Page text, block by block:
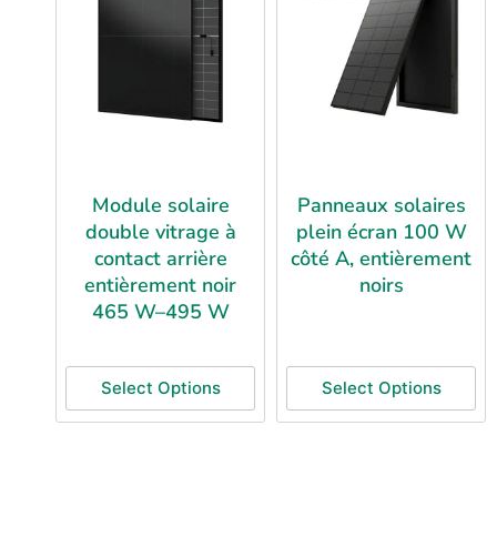
Module solaire
double vitrage à
contact arrière
entièrement noir
465 W–495 W
Select Options
Panneaux solaires
plein écran 100 W
côté A, entièrement
noirs
Select Options